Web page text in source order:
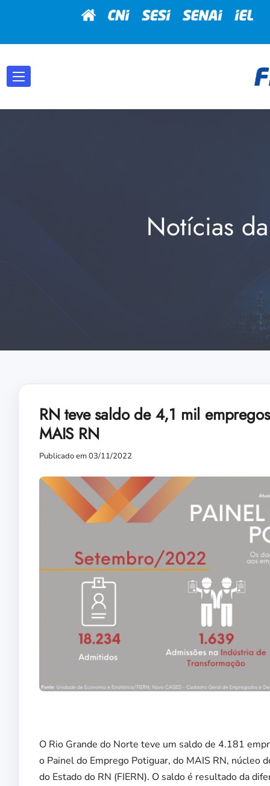
Notícias
RN teve saldo de 4,1 mil
MAIS RN
Publicado em 03/11/2022
O Rio Grande do Norte teve um saldo de 4.181
o Painel do Emprego Potiguar, do MAIS RN, núcleo
do Estado do RN (FIERN). O saldo é resultado da